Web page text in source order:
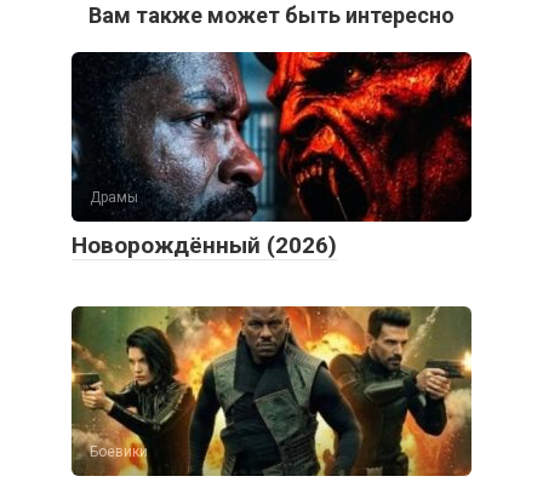
Драмы
Новорождённый (2026)
Боевики
Код смерти (2026)